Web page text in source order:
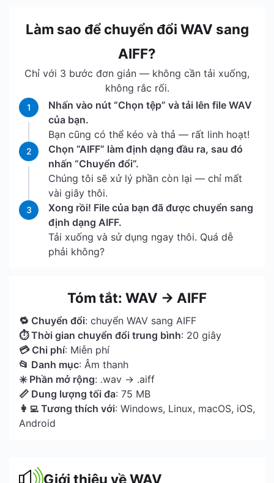
Làm sao để chuyển đổi WAV sang
AIFF?
Chỉ với 3 bước đơn giản — không cần tải xuống,
không rắc rối.
1
Nhấn vào nút “Chọn tệp” và tải lên file WAV
của bạn.
Bạn cũng có thể kéo và thả — rất linh hoạt!
2
Chọn “AIFF” làm định dạng đầu ra, sau đó
nhấn “Chuyển đổi”.
Chúng tôi sẽ xử lý phần còn lại — chỉ mất
vài giây thôi.
3
Xong rồi! File của bạn đã được chuyển sang
định dạng AIFF.
Tải xuống và sử dụng ngay thôi. Quá dễ
phải không?
Tóm tắt: WAV → AIFF
🔁 Chuyển đổi: chuyển WAV sang AIFF
⏱ Thời gian chuyển đổi trung bình: 20 giây
💳 Chi phí: Miễn phí
📂 Danh mục: Âm thanh
✳️ Phần mở rộng: .wav → .aiff
📏 Dung lượng tối đa: 75 MB
👩‍💻 Tương thích với: Windows, Linux, macOS, iOS,
Android
Giới thiệu về WAV